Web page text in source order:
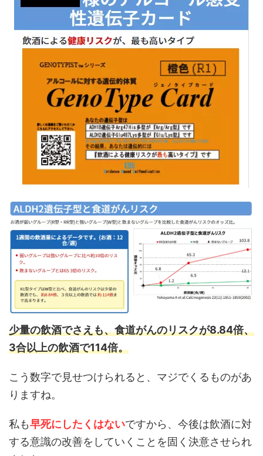
少量の飲酒でさえも、食道がんのリスクが8.84倍、
3合以上の飲酒で114倍。
こう数字で見せつけられると、マジでくるものがあ
りますね。
私も早死にしたくはないですから、今後は飲酒に対
する意識の改善をしていくことを固く決意させられ